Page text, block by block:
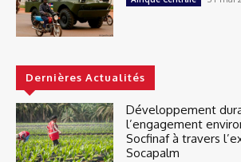
Dernières Actualités
Développement
l’engagement
Socfinaf à travers
Socapalm